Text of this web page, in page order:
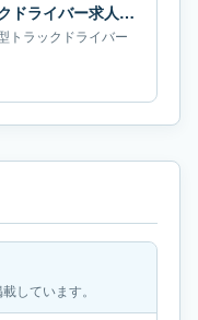
株式会社ロジネクスの大型トラックドライバー求人｜兵庫県西脇市｜月給55万-65万円
トラックドライバー
しています。